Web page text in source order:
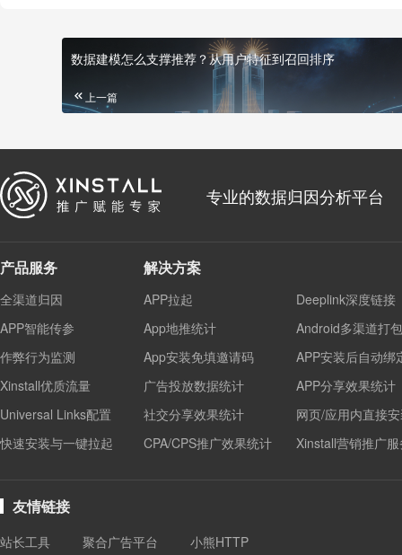
数据建模怎么支撑推荐？从用户特征到召回排序
上一篇
专业的数据归因分析平台
产品服务
全渠道归因
APP智能传参
作弊行为监测
Xinstall优质流量
Universal Links配置
快速安装与一键拉起
解决方案
APP拉起
Deeplink深度链接
App地推统计
Android多渠道打包
App安装免填邀请码
APP安装后自动绑
广告投放数据统计
APP分享效果统计
社交分享效果统计
网页/应用内直接
CPA/CPS推广效果统计
Xinstall营销推广
友情链接
站长工具 聚合广告平台 小熊HTTP